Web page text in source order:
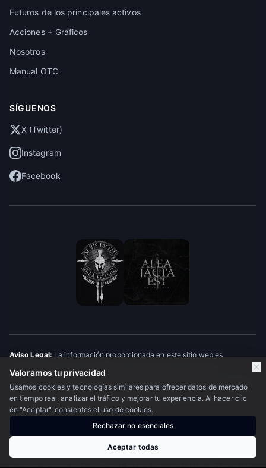
Futuros de los principales activos
Acciones + Gráficos
Nosotros
Manual OTC
SÍGUENOS
X (Twitter)
Instagram
Facebook
Aviso Legal: La información proporcionada en este sitio web es
asesoramiento financiero, de inversión ni de trading. Operar en mercados
financieros conlleva un alto nivel de riesgo y puede no ser adecuado para
todos los inversores. Antes de tomar cualquier decisión de inversión,
consulte con un asesor financiero profesional.
Descargo de Responsabilidad:
Último Minuto OTC Financial Markets es
un medio de información financiera; no somos broker, asesor de
inversiones registrado ni gestor de patrimonios, y no ofrecemos
recomendaciones personalizadas. No nos hacemos responsables de las
Valoramos tu privacidad
Usamos cookies y tecnologías similares para ofrecer datos de mercado
en tiempo real, analizar el tráfico y mejorar tu experiencia. Al hacer clic
en "Aceptar", consientes el uso de cookies.
Rechazar no esenciales
Aceptar todas